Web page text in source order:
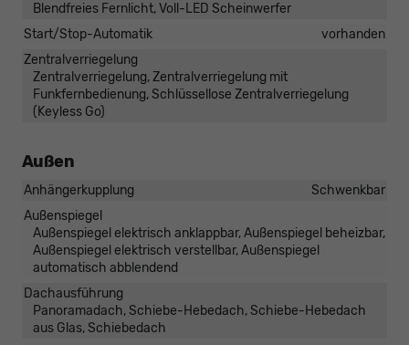
Blendfreies Fernlicht, Voll-LED Scheinwerfer
Start/Stop-Automatik
vorhanden
Zentralverriegelung
Zentralverriegelung, Zentralverriegelung mit
Funkfernbedienung, Schlüssellose Zentralverriegelung
(Keyless Go)
Außen
Anhängerkupplung
Schwenkbar
Außenspiegel
Außenspiegel elektrisch anklappbar, Außenspiegel beheizbar,
Außenspiegel elektrisch verstellbar, Außenspiegel
automatisch abblendend
Dachausführung
Panoramadach, Schiebe-Hebedach, Schiebe-Hebedach
aus Glas, Schiebedach